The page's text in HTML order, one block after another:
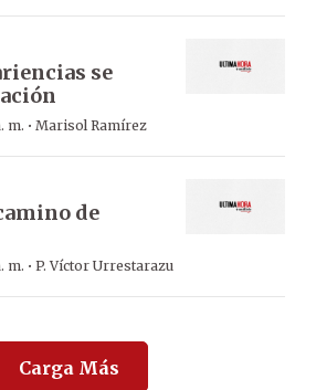
se
m. · Marisol Ramírez
de
m. · P. Víctor Urrestarazu
Carga Más